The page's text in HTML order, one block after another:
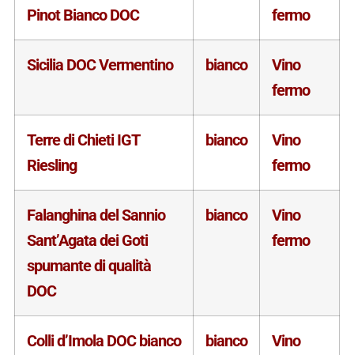
Pinot Bianco DOC
fermo
Sicilia DOC Vermentino bianco
Vino
fermo
Terre di Chieti IGT
Riesling
bianco
Vino
fermo
Falanghina del Sannio
Sant’Agata dei Goti
spumante di qualità
DOC
bianco
Vino
fermo
Colli d’Imola DOC bianco
bianco
Vino